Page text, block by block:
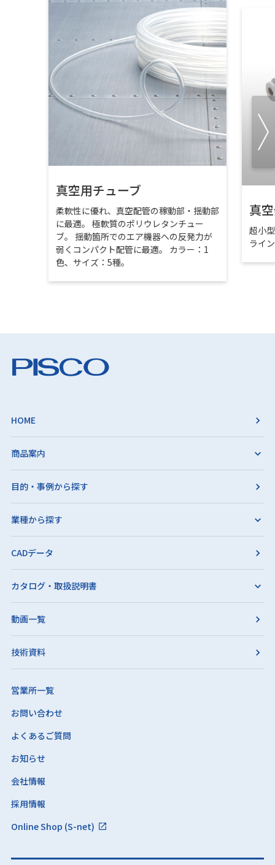
真空用チューブ
柔軟性に優れ、真空配管の稼動部・揺動部
に最適。 極軟質のポリウレタンチュー
ブ。 揺動箇所でのエア機器への反発力が
弱くコンパクト配管に最適。 カラー：1
色、サイズ：5種。
真
超小
ライ
HOME
商品案内
目的・事例から探す
業種から探す
CADデータ
カタログ・取扱説明書
動画一覧
技術資料
営業所一覧
お問い合わせ
よくあるご質問
お知らせ
会社情報
採用情報
Online Shop (S-net)